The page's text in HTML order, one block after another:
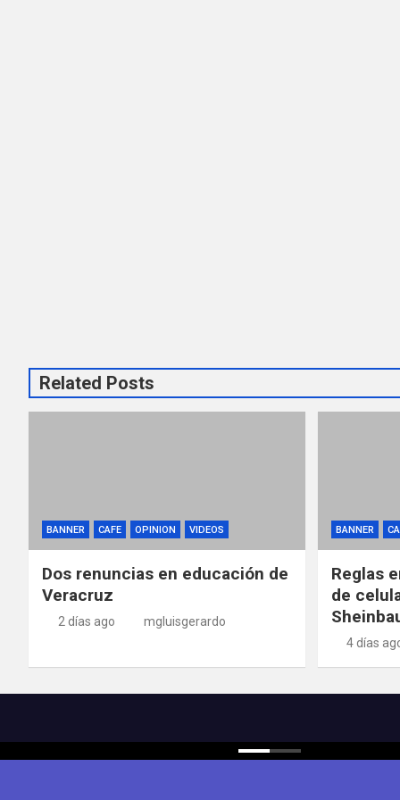
Related Posts
BANNER CAFE OPINION VIDEOS
Dos renuncias en educación de
Veracruz
2 días ago mgluisgerardo
BANNER
Reglas
de
4 días